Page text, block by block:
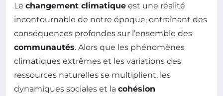
Le changement climatique est une réalité
incontournable de notre époque, entraînant des
conséquences profondes sur l’ensemble des
communautés. Alors que les phénomènes
climatiques extrêmes et les variations des
ressources naturelles se multiplient, les
dynamiques sociales et la cohésion